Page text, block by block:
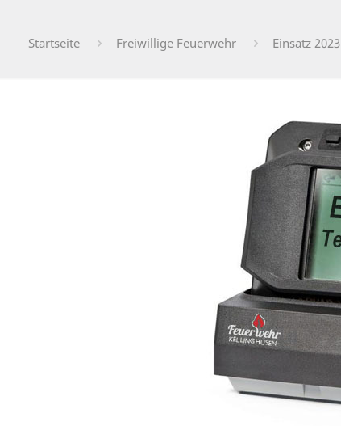
Startseite Freiwillige Feuerwehr Einsatz 2023